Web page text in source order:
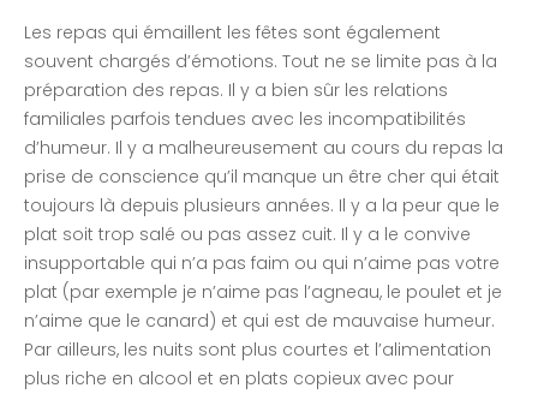
Les repas qui émaillent les fêtes sont également
souvent chargés d’émotions. Tout ne se limite pas à la
préparation des repas. Il y a bien sûr les relations
familiales parfois tendues avec les incompatibilités
d’humeur. Il y a malheureusement au cours du repas la
prise de conscience qu’il manque un être cher qui était
toujours là depuis plusieurs années. Il y a la peur que le
plat soit trop salé ou pas assez cuit. Il y a le convive
insupportable qui n’a pas faim ou qui n’aime pas votre
plat (par exemple je n’aime pas l’agneau, le poulet et je
n’aime que le canard) et qui est de mauvaise humeur.
Par ailleurs, les nuits sont plus courtes et l’alimentation
plus riche en alcool et en plats copieux avec pour